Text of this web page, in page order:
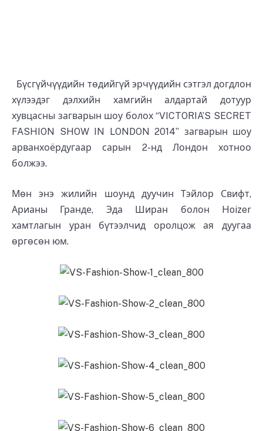
Бүсгүйчүүдийн төдийгүй эрчүүдийн сэтгэл догдлон
хүлээдэг дэлхийн хамгийн алдартай дотуур
хувцасны загварын шоу болох “VICTORIA’S SECRET
FASHION SHOW IN LONDON 2014” загварын шоу
арванхоёрдугаар сарын 2-нд Лондон хотноо
болжээ.
Мөн энэ жилийн шоунд дуучин Тэйлор Свифт,
Арианы Гранде, Эда Ширан болон Hoizer
хамтлагын уран бүтээлчид оролцож ая дуугаа
өргөсөн юм.